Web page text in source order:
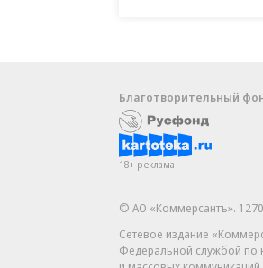
Благотворительный
18+ реклама
© АО «Коммерсантъ».
Сетевое издание
Федеральной службой по